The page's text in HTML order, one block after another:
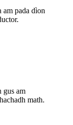
am pada dìon
gus am
math.